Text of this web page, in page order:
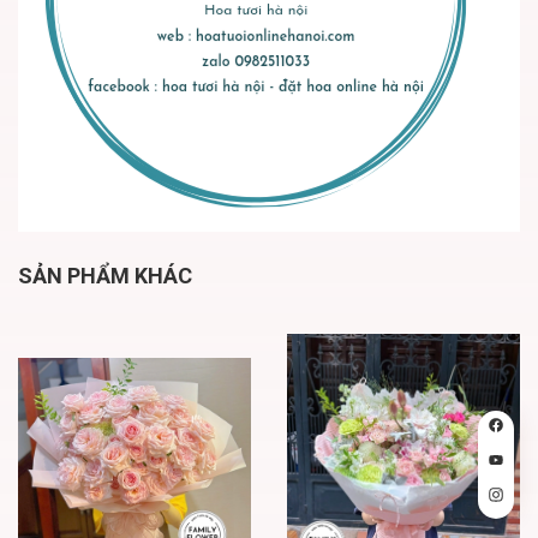
SẢN PHẨM KHÁC